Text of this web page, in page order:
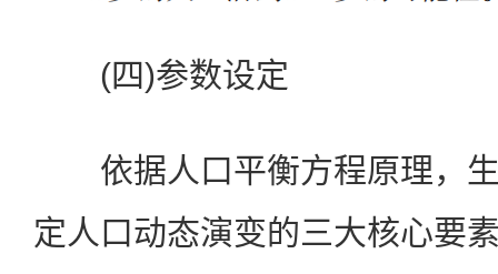
(四)参数设定
依据人口平衡方程原理，生
定人口动态演变的三大核心要